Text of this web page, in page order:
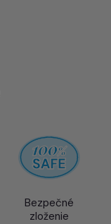
Bezpečné
zloženie